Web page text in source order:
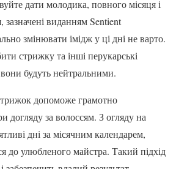
дати молодика, повного місяця і
зазначені виданням Sentient
змінювати імідж у ці дні не варто.
стрижку та інші перукарські
будуть нейтральними.
допоможе грамотно
догляду за волоссям. З огляду на
дні за місячним календарем,
до улюбленого майстра. Такий підхід